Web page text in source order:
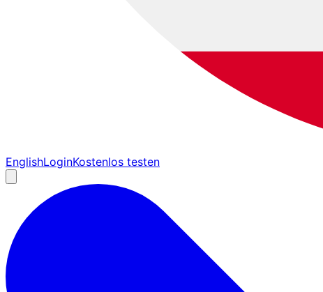
EnglishLoginKostenlos testen